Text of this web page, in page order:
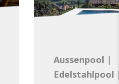
Aussenpool |
Edelstahlpool